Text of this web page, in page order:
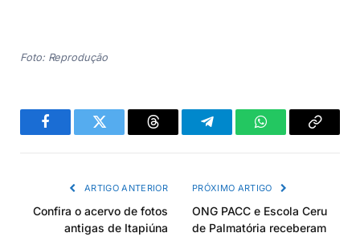
Foto: Reprodução
FacebookTwitter Threads TelegramWhatsAppCopiar
ARTIGO ANTERIOR
Confira o acervo de fotos
antigas de Itapiúna
PRÓXIMO ARTIGO
ONG PACC e Escola Ceru
de Palmatória receberam